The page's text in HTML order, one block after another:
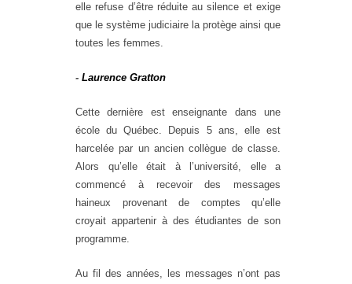
elle refuse d’être réduite au silence et exige
que le système judiciaire la protège ainsi que
toutes les femmes.
- Laurence Gratton
Cette dernière est enseignante dans une
école du Québec. Depuis 5 ans, elle est
harcelée par un ancien collègue de classe.
Alors qu’elle était à l’université, elle a
commencé à recevoir des messages
haineux provenant de comptes qu’elle
croyait appartenir à des étudiantes de son
programme.
Au fil des années, les messages n’ont pas